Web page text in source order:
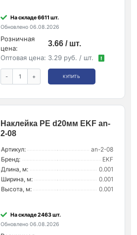
На складе 6611 шт.
Обновлено 06.08.2026
Розничная
цена:
3.66 / шт.
Оптовая цена: 3.29 руб. / шт. !
- + КУПИТЬ
Наклейка PE d20мм EKF an-
2-08
Артикул:
an-2-08
Бренд:
EKF
Длина, м:
0.001
Ширина, м:
0.001
Высота, м:
0.001
На складе 2463 шт.
Обновлено 06.08.2026